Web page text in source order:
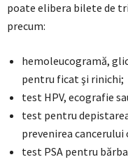
poate elibera bilete de
precum:
hemoleucogramă,
pentru ficat şi rinichi;
test HPV, ecografie
test pentru
prevenirea
test PSA pentru